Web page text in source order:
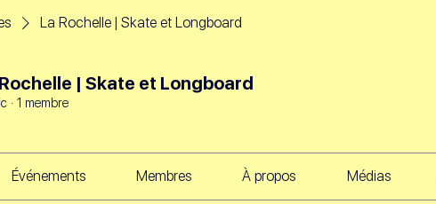
La Rochelle | Skate et Longboard
| Skate et Longboard
· 1 membre
Événements Membres À propos Médias